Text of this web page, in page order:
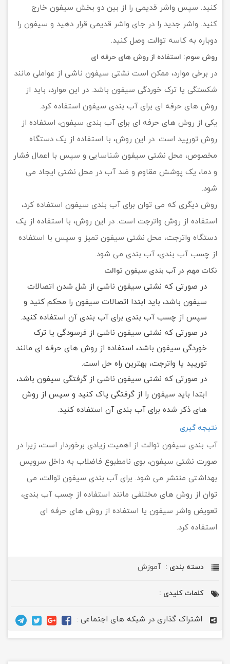
کنید. سپس واشر قدیمی را از بین دو بخش سیفون خارج
کنید. واشر جدید را در جای واشر قدیمی قرار دهید و سیفون را
دوباره به کاسه توالت وصل کنید.
روش سوم: استفاده از روش های حرفه ای
در برخی موارد، ممکن است نشتی سیفون ناشی از عواملی مانند
شکستگی یا ترک خوردگی سیفون باشد. در این موارد، باید از
روش های حرفه ای برای آب بندی سیفون استفاده کرد.
یکی از روش های حرفه ای برای آب بندی سیفون، استفاده از
روش تورپید است. در این روش، با استفاده از یک دستگاه
مخصوص، محل نشتی سیفون شناسایی و سپس با اعمال فشار
و دما، یک پوشش مقاوم و ضد آب در محل نشتی ایجاد می
شود.
روش دیگری که می توان برای آب بندی سیفون استفاده کرد،
استفاده از روش واترجت است. در این روش، با استفاده از یک
دستگاه واترجت، محل نشتی سیفون تمیز و سپس با استفاده
از چسب آب بندی، آب بندی می شود.
نکات مهم در آب بندی سیفون توالت
در صورتی که نشتی سیفون ناشی از شل شدن اتصالات
سیفون باشد، باید ابتدا اتصالات سیفون را محکم کنید و
سپس از چسب آب بندی برای آب بندی آن استفاده کنید.
در صورتی که نشتی سیفون ناشی از فرسودگی یا ترک
خوردگی سیفون باشد، استفاده از روش های حرفه ای مانند
تورپید یا واترجت، بهترین راه حل است.
در صورتی که نشتی سیفون ناشی از گرفتگی سیفون باشد،
ابتدا باید سیفون را از گرفتگی پاک کنید و سپس از روش
های ذکر شده برای آب بندی آن استفاده کنید.
نتیجه گیری
آب بندی سیفون توالت از اهمیت زیادی برخوردار است، زیرا در
صورت نشتی سیفون، بوی نامطبوع فاضلاب به داخل سرویس
بهداشتی منتشر می شود. برای آب بندی سیفون توالت، می
توان از روش های مختلفی مانند استفاده از چسب آب بندی،
تعویض واشر سیفون یا استفاده از روش های حرفه ای
استفاده کرد.
دسته بندی : آموزش
کلمات کلیدی :
اشتراک گذاری در شبکه های اجتماعی :